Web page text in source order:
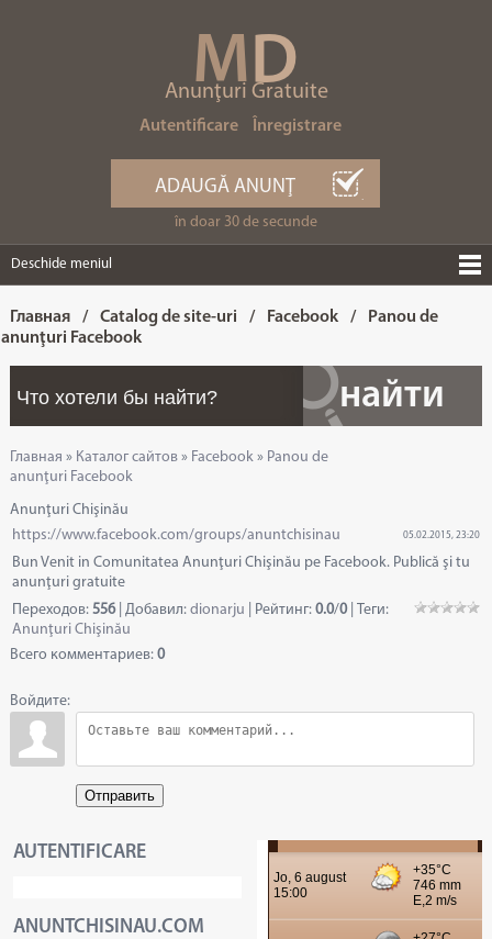
MD
Anunţuri Gratuite
Autentificare Înregistrare
ADAUGĂ ANUNŢ
în doar 30 de secunde
Deschide meniul
Главная / Catalog de site-uri / Facebook /
Panou de
anunţuri Facebook
Главная » Каталог сайтов» Facebook» Panou de
anunţuri Facebook
Anunţuri Chişinău
https://www.facebook.com/groups/anuntchisinau
05.02.2015, 23:20
Bun Venit in Comunitatea Anunţuri Chişinău pe Facebook. Publică şi tu
anunţuri gratuite
Переходов: 556| Добавил: dionarju Рейтинг: 0.0/0| Теги:
Anunţuri Chişinău
Всего комментариев: 0
Войдите:
Отправить
AUTENTIFICARE
ANUNTCHISINAU.COM